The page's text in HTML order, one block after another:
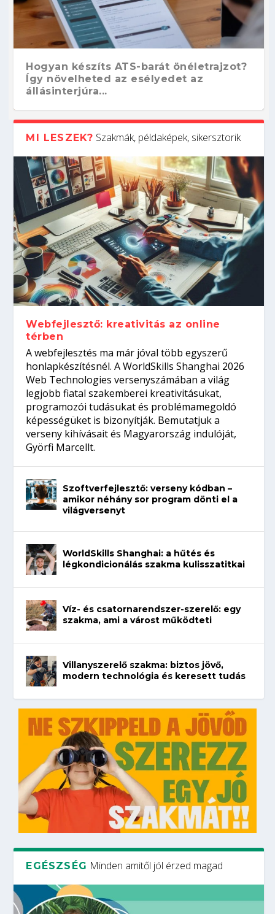
Hogyan készíts ATS-barát önéletrajzot?
Így növelheted az esélyedet az
állásinterjúra...
Kitalálod, mire használják ezeket a
gépeket?
Nem sikerült az egyetemi felvételi?
Tanulj szakmát!
Szoftverfejlesztő: verseny kódban –
amikor néhány sor program dönti el a
világversenyt...
Digitális detox – hogyan kapcsolódj ki
telefon nélkül?
MI LESZEK? Szakmák, példaképek, sikersztorik
Webfejlesztő: kreativitás az online
térben
A webfejlesztés ma már jóval több egyszerű
honlapkészítésnél. A WorldSkills Shanghai 2026
Web Technologies versenyszámában a világ
legjobb fiatal szakemberei kreativitásukat,
programozói tudásukat és problémamegoldó
képességüket is bizonyítják. Bemutatjuk a
verseny kihívásait és Magyarország indulóját,
Györfi Marcellt.
Szoftverfejlesztő: verseny kódban –
amikor néhány sor program dönti el a
világversenyt
WorldSkills Shanghai: a hűtés és
légkondicionálás szakma kulisszatitkai
Víz- és csatornarendszer-szerelő: egy
szakma, ami a várost működteti
Villanyszerelő szakma: biztos jövő,
modern technológia és keresett tudás
EGÉSZSÉG Minden amitől jól érzed magad